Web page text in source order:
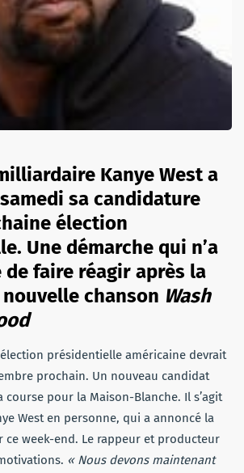
Kanye West a
sa candidature
élection
Une démarche qui n’a
de faire réagir après la
chanson Wash
présidentielle américaine devrait
prochain. Un nouveau candidat
course pour la Maison-Blanche. Il s’agit
West en personne, qui a annoncé la
ce week-end. Le rappeur et producteur
« Nous devons maintenant